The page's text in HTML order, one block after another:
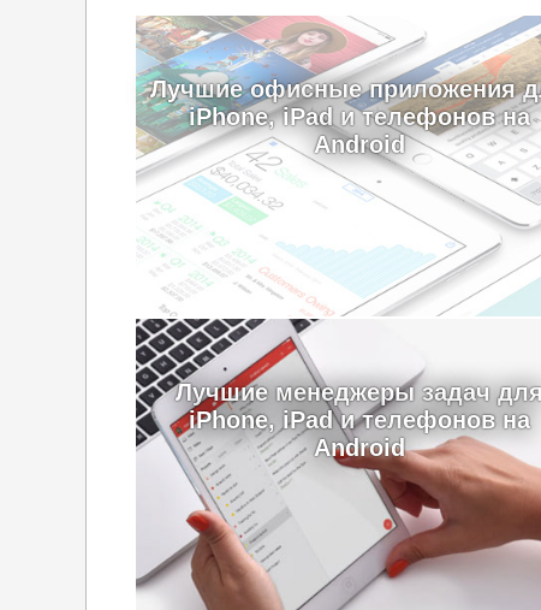
Лучшие офисные приложения
iPhone, iPad и телефонов на
Android
Лучшие менеджеры задач
iPhone, iPad и телефонов на
Android